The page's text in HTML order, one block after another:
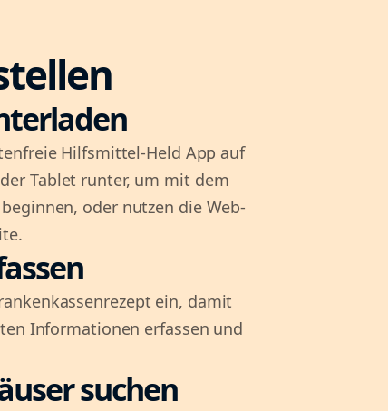
Hilfsmittel-Held App auf
Tablet runter, um mit dem
oder nutzen die Web-
ein, damit
Informationen erfassen und
suchen